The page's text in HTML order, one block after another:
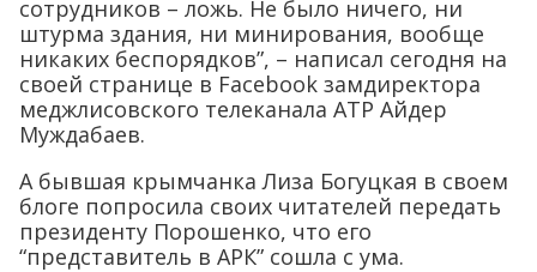
сотрудников – ложь. Не было ничего, ни
штурма здания, ни минирования, вообще
никаких беспорядков”, – написал сегодня на
своей странице в Facebook замдиректора
меджлисовского телеканала АТР Айдер
Муждабаев.
А бывшая крымчанка Лиза Богуцкая в своем
блоге попросила своих читателей передать
президенту Порошенко, что его
“представитель в АРК” сошла с ума.